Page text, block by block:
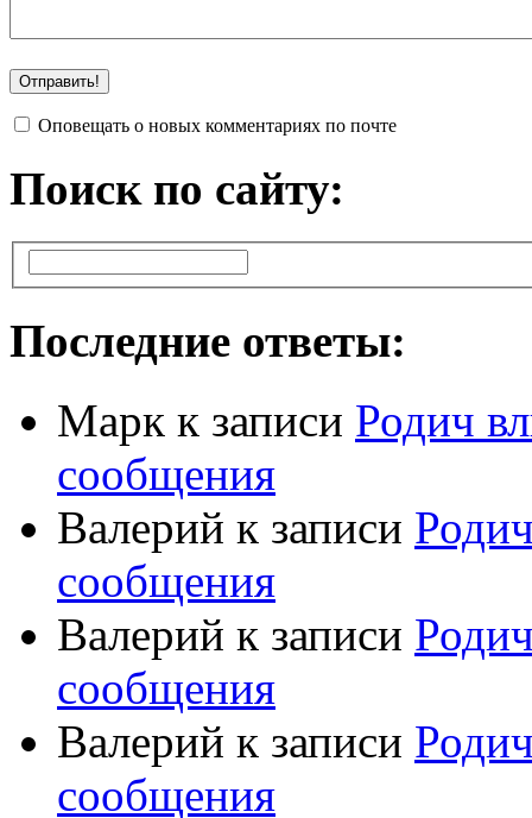
Оповещать о новых комментариях по почте
Поиск по сайту:
Последние ответы:
Марк к записи Родич
сообщения
Валерий к записи
сообщения
Валерий к записи
сообщения
Валерий к записи
сообщения